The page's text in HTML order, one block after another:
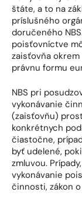
štáte, a to na
príslušného
doručeného
poisťovníctve
zaisťovňa
právnu formu
NBS pri
vykonávanie
(zaisťovňu)
konkrétnych
čiastočne,
byť udelené,
zmluvou.
vykonávanie
činnosti, zákon